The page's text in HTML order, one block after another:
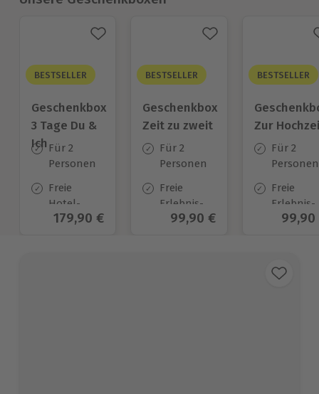
BESTSELLER
Geschenkbox
3 Tage Du &
Ich Für 2
Personen
Freie
Hotel-
Auswahl
Aktueller Preis
179,90 €
BESTSELLER
Geschenkbox
Zeit zu zweit
Für 2
Personen
Freie
Erlebnis-
Auswahl
Aktueller Preis
99,90 €
BESTSELLER
Zur
Für 2
Personen
Freie
Erlebnis-
Auswahl
99,90